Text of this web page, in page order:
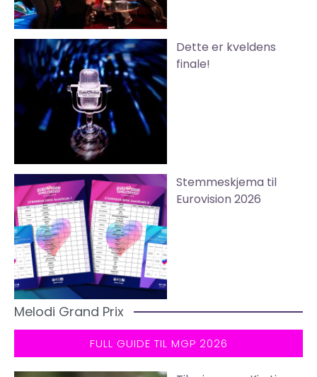
Dette er kveldens
finale!
Stemmeskjema til
Eurovision 2026
Melodi Grand Prix
FULL GUIDE TIL MGP 2026